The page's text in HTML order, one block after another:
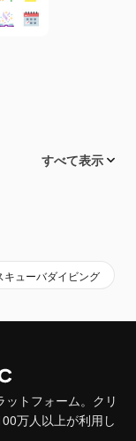
すべて表示
キューバダイビング
トフォーム。クリ
万人以上が利用し